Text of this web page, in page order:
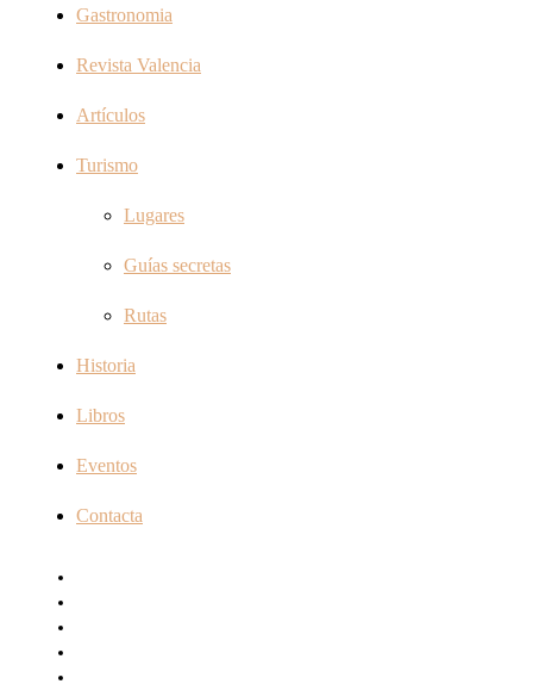
Gastronomia
Revista Valencia
Artículos
Turismo
Lugares
Guías secretas
Rutas
Historia
Libros
Eventos
Contacta